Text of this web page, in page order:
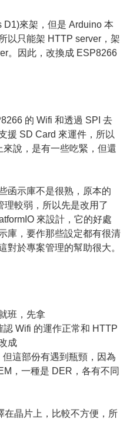
來架，但是 Arduino 本
以只能架 HTTP server，架
。因此，改換成 ESP8266
的 Wifi 和透過 SPI 去
援 SD Card 來運件，所以
說，是有一些吃緊，但還
函示庫不是很熟，原本的
較弱，所以先是改用了
來設計，它的好處
庫，要作那些設定都有很清
對於專案管理的幫助很大。
班，先拿
Wifi 的運作正常和 HTTP
成
這部份有遇到瓶頸，因為
，一種是 DER，各有不同
在晶片上，比較不方便，所